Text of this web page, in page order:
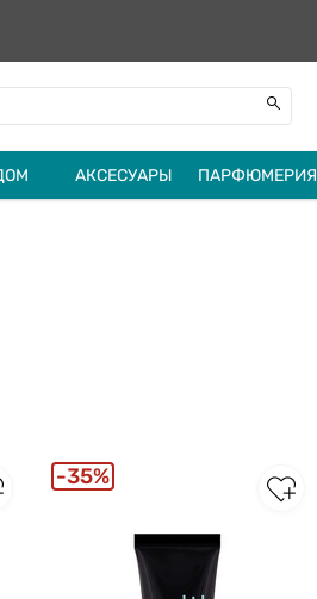
АКСЕСУАРЫ ПАРФЮМЕРИЯ
35%